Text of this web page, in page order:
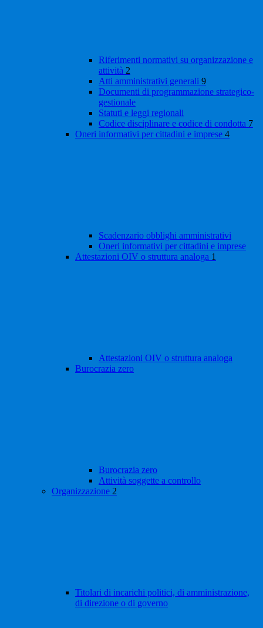
Riferimenti normativi su organizzazione e
attività 2
Atti amministrativi generali 9
Documenti di programmazione strategico-
gestionale
Statuti e leggi regionali
Codice disciplinare e codice di condotta 7
Oneri informativi per cittadini e imprese 4
Scadenzario obblighi amministrativi
Oneri informativi per cittadini e imprese
Attestazioni OIV o struttura analoga 1
Attestazioni OIV o struttura analoga
Burocrazia zero
Burocrazia zero
Attività soggette a controllo
Organizzazione 2
Titolari di incarichi politici, di amministrazione,
di direzione o di governo